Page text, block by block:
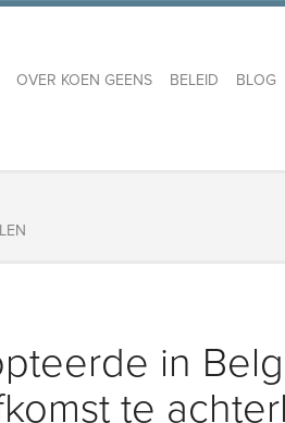
OVER KOEN GEENS BELEID BLOG
in
te